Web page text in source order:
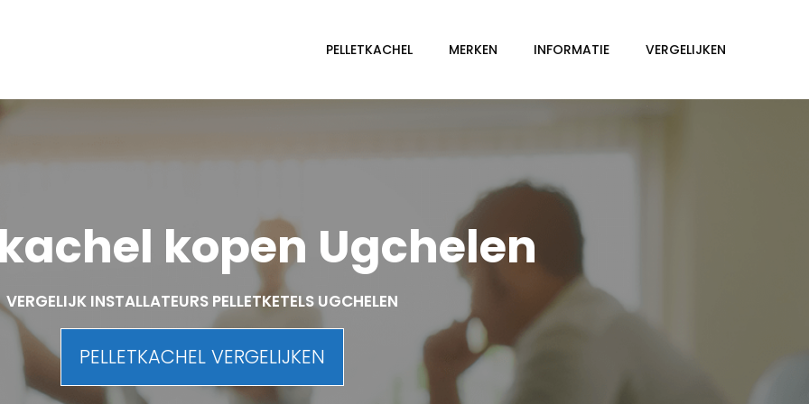
PELLETKACHEL MERKEN INFORMATIE VERGELIJKEN
kopen Ugchelen
VERGELIJK INSTALLATEURS PELLETKETELS UGCHELEN
PELLETKACHEL VERGELIJKEN